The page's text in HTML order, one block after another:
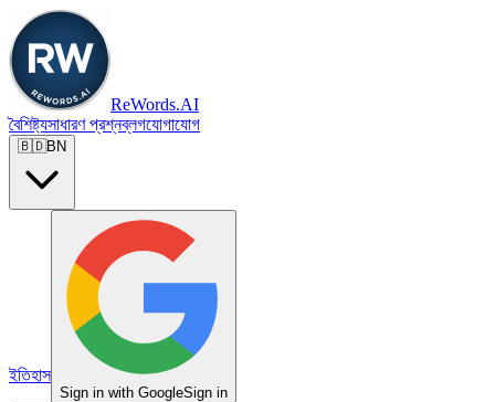
ReWords.AI
বৈশিষ্ট্যসাধারণ প্রশ্নব্লগযোগাযোগ
🇧🇩BN
ইতিহাস
Sign in with GoogleSign in